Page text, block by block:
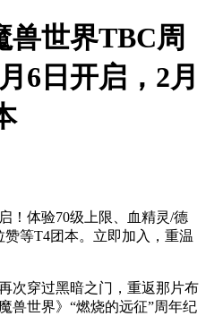
兽世界TBC周
6日开启，2月
！体验70级上限、血精灵/德
等T4团本。立即加入，重温
次穿过黑暗之门，重返那片布
世界》“燃烧的远征”周年纪